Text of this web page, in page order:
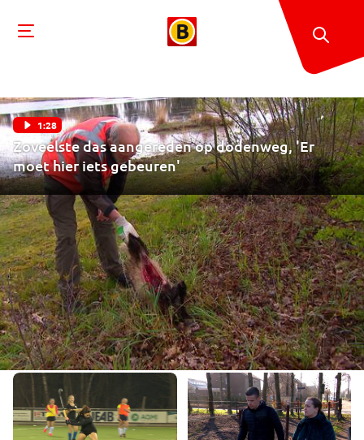
1:28
Zoveelste das aangereden op dodenweg, 'Er
moet hier iets gebeuren'